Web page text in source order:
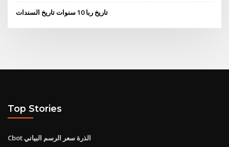
تاريخ ربا 10 سنوات تاريخ السندات
Top Stories
Cbot الذرة سعر الرسم البياني